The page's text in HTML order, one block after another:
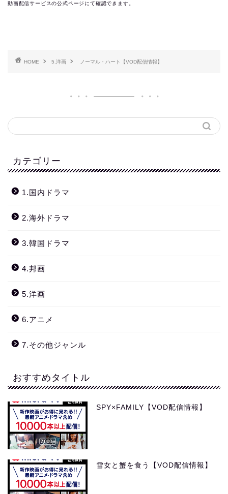
動画配信サービスの公式ページにて確認できます。
HOME 5.洋画 ノーマル・ハート【VOD配信情報】
カテゴリー
1.国内ドラマ
2.海外ドラマ
3.韓国ドラマ
4.邦画
5.洋画
6.アニメ
7.その他ジャンル
おすすめタイトル
SPY×FAMILY【VOD配信情報】
雪女と蟹を食う【VOD配信情報】